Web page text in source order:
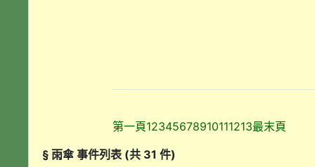
第一頁12345678910111213最末頁
§ 雨傘 事件列表 (共 31 件)